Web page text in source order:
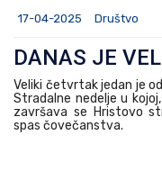
17-04-2025 Društvo
DANAS JE
Veliki četvrtak jedan je
Stradalne nedelje u
završava se Hristovo
spas čovečanstva.